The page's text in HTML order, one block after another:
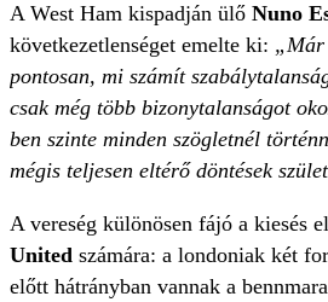
A West Ham kispadján ülő Nuno
következetlenséget emelte ki: „Már
pontosan, mi számít
csak még több bizonytalanságot
ben szinte minden szögletnél
mégis teljesen eltérő döntések
A vereség különösen fájó a kiesés
United számára: a londoniak két
előtt hátrányban vannak a